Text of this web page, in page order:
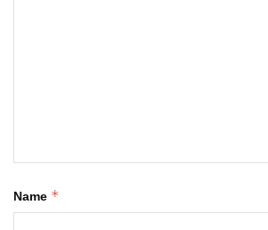
Name *